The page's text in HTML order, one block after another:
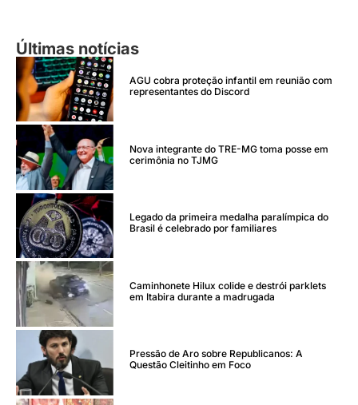
Últimas notícias
AGU cobra proteção infantil em reunião com
representantes do Discord
Nova integrante do TRE-MG toma posse em
cerimônia no TJMG
Legado da primeira medalha paralímpica do
Brasil é celebrado por familiares
Caminhonete Hilux colide e destrói parklets
em Itabira durante a madrugada
Pressão de Aro sobre Republicanos: A
Questão Cleitinho em Foco